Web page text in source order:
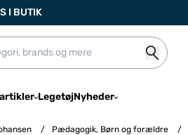
I BUTIK
LegetøjNyheder
/ Pædagogik, Børn og forældre /